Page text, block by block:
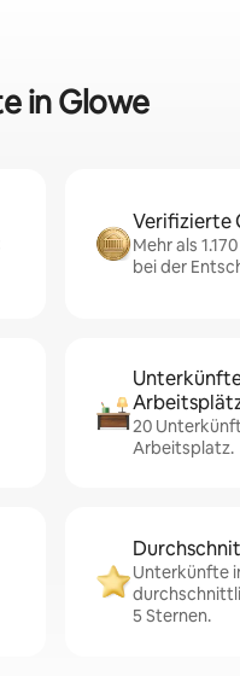
in Glowe
Verifizierte
Mehr als
bei der
20
Arbeitsplatz.
Unterkünfte
5 Sternen.